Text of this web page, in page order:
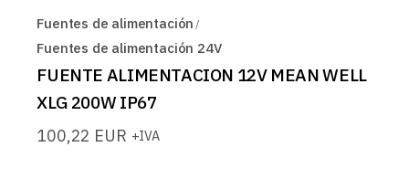
Fuentes de alimentación
Fuentes de alimentación 24V
FUENTE ALIMENTACION 12V MEAN WELL
XLG 200W IP67
100,22 EUR +IVA